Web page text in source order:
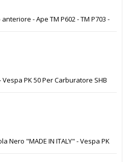
- Ape TM P602 - TM P703 -
PK 50 Per Carburatore SHB
Nero "MADE IN ITALY" - Vespa PK